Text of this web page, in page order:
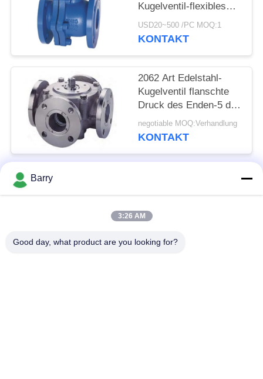
Kugelventil-flexibles
wasserundurchlässiges
Steuerung- des
USD20~500 /PC MOQ:1
KONTAKT
2062 Art Edelstahl-
Kugelventil flanschte
Druck des Enden-5 der
Weisen-150LB
negotiable MOQ:Verhandlung
KONTAKT
Beliebte Kategorien
Barry
3:26 AM
Good day, what product are you looking for?